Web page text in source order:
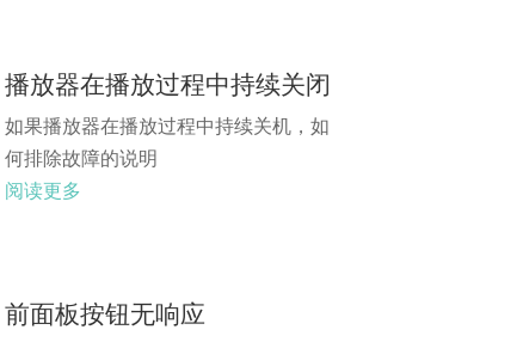
播放器在播放过程中持续关闭
如果播放器在播放过程中持续关机，如
何排除故障的说明
阅读更多
前面板按钮无响应